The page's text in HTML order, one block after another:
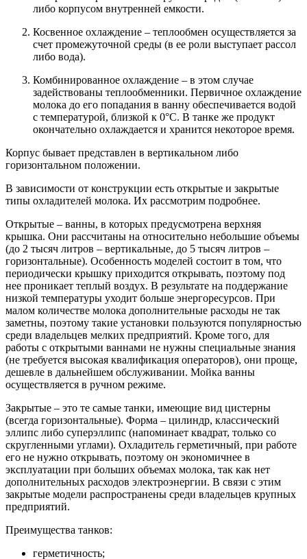
либо корпусом внутренней емкости.
Косвенное охлаждение – теплообмен осуществляется за
счет промежуточной среды (в ее роли выступает рассол
либо вода).
Комбинированное охлаждение – в этом случае
задействованы теплообменники. Первичное охлаждение
молока до его попадания в ванну обеспечивается водой
с температурой, близкой к 0°С. В танке же продукт
окончательно охлаждается и хранится некоторое время.
Корпус бывает представлен в вертикальном либо
горизонтальном положении.
В зависимости от конструкции есть открытые и закрытые
типы охладителей молока. Их рассмотрим подробнее.
Открытые – ванны, в которых предусмотрена верхняя
крышка. Они рассчитаны на относительно небольшие объемы
(до 2 тысяч литров – вертикальные, до 5 тысяч литров –
горизонтальные). Особенность моделей состоит в том, что
периодически крышку приходится открывать, поэтому под
нее проникает теплый воздух. В результате на поддержание
низкой температуры уходит больше энергоресурсов. При
малом количестве молока дополнительные расходы не так
заметны, поэтому такие установки пользуются популярностью
среди владельцев мелких предприятий. Кроме того, для
работы с открытыми ваннами не нужны специальные знания
(не требуется высокая квалификация операторов), они проще,
дешевле в дальнейшем обслуживании. Мойка ванны
осуществляется в ручном режиме.
Закрытые – это те самые танки, имеющие вид цистерны
(всегда горизонтальные). Форма – цилиндр, классический
эллипс либо суперэллипс (напоминает квадрат, только со
скругленными углами). Охладитель герметичный, при работе
его не нужно открывать, поэтому он экономичнее в
эксплуатации при больших объемах молока, так как нет
дополнительных расходов электроэнергии. В связи с этим
закрытые модели распространены среди владельцев крупных
предприятий.
Преимущества танков:
герметичность;